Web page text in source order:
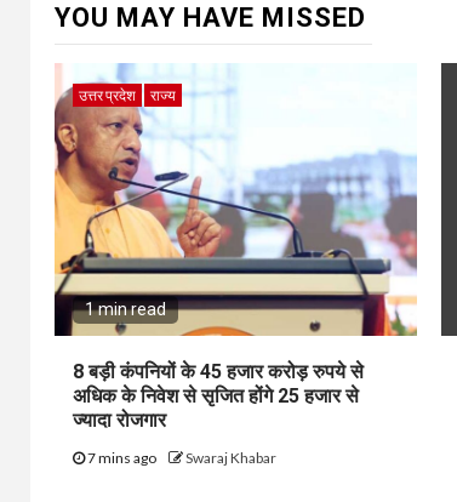
YOU MAY HAVE MISSED
उत्तर प्रदेश राज्य
1 min read
8 बड़ी कंपनियों के 45 हजार करोड़ रुपये से
अधिक के निवेश से सृजित होंगे 25 हजार से
ज्यादा रोजगार
7 mins ago Swaraj Khabar